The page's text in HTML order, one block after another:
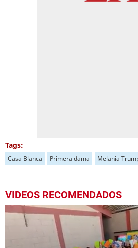
Tags:
Casa Blanca Primera dama Melania
VIDEOS RECOMENDADOS